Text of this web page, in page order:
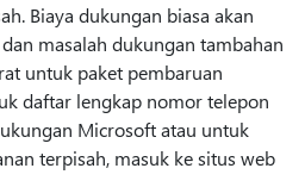
Biaya dukungan biasa akan
masalah dukungan tambahan
untuk paket pembaruan
daftar lengkap nomor telepon
Microsoft atau untuk
terpisah, masuk ke situs web